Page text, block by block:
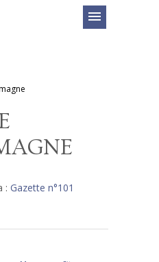
menu
: Gazette n°101